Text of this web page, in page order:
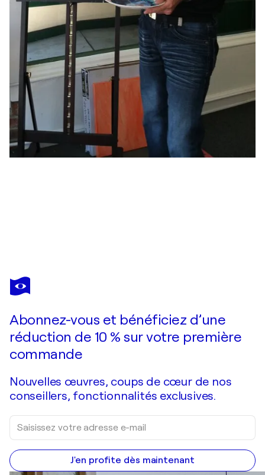
ALAN METZGER
Strum-A-Tune
Abonnez-vous et bénéficiez d’une
réduction de 10 % sur votre première
commande
Nouvelles œuvres, coups de cœur de nos
conseillers, fonctionnalités exclusives.
J'en profite dès maintenant